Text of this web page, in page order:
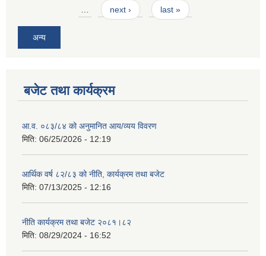
… next › last »
अन्य
बजेट तथा कार्यक्रम
आ.व. ०८३/८४ को अनुमानित आय/व्यय विवरण
मिति: 06/25/2026 - 12:19
आर्थिक वर्ष ८२/८३ को नीति, कार्यक्रम तथा बजेट
मिति: 07/13/2025 - 12:16
नीति कार्यक्रम तथा बजेट २०८१।८२
मिति: 08/29/2024 - 16:52